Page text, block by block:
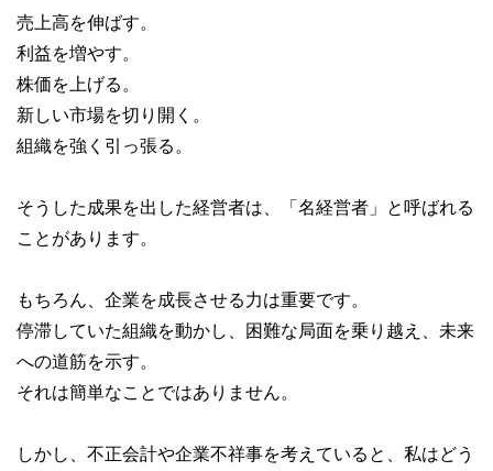
売上高を伸ばす。
利益を増やす。
株価を上げる。
新しい市場を切り開く。
組織を強く引っ張る。
そうした成果を出した経営者は、「名経営者」と呼ばれる
ことがあります。
もちろん、企業を成長させる力は重要です。
停滞していた組織を動かし、困難な局面を乗り越え、未来
への道筋を示す。
それは簡単なことではありません。
しかし、不正会計や企業不祥事を考えていると、私はどう